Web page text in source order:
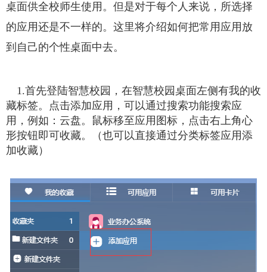
桌面供全校师生使用。但是对于每个人来说，所选择
的应用还是不一样的。这里将介绍如何把常用应用放
到自己的个性桌面中去。
1.首先登陆智慧校园，在智慧校园桌面左侧有我的收
藏标签。点击添加应用，可以通过搜索功能搜索应
用，例如：云盘。鼠标移至应用图标，点击右上角心
形按钮即可收藏。（也可以直接通过分类标签应用添
加收藏）